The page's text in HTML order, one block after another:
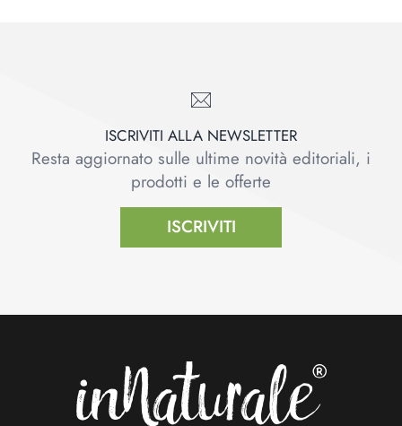
ISCRIVITI ALLA NEWSLETTER
Resta aggiornato sulle ultime novità editoriali, i
prodotti e le offerte
ISCRIVITI